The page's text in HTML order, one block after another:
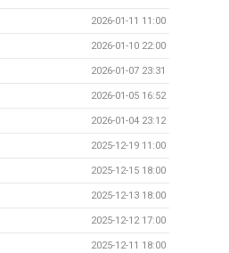
2026-01-11 11:00
2026-01-10 22:00
2026-01-07 23:31
2026-01-05 16:52
2026-01-04 23:12
2025-12-19 11:00
2025-12-15 18:00
2025-12-13 18:00
2025-12-12 17:00
2025-12-11 18:00